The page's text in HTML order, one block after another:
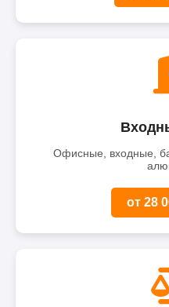
Офисные, входные,
от 28